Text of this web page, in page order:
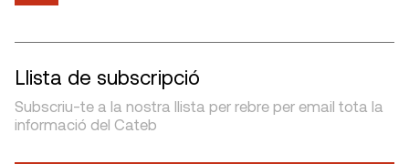
Llista de subscripció
Subscriu-te a la nostra llista per rebre per email tota la
informació del Cateb